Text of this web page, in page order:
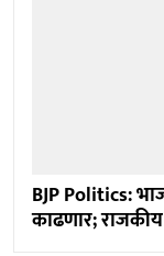
BJP Politics:
काढणार;